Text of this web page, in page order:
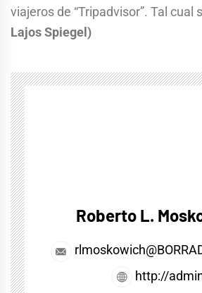
viajeros de “Tripadvisor”. Tal cual
Lajos Spiegel)
Roberto L.
http://